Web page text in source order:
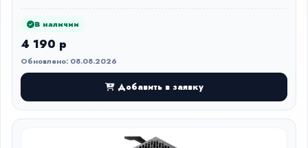
В наличии
4 190 р
Обновлено: 08.08.2026
Добавить в заявку